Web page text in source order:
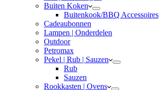
Buiten Koken
Buitenkook/BBQ Accessoires
Cadeaubonnen
Lampen | Onderdelen
Outdoor
Petromax
Pekel | Rub | Sauzen
Rub
Sauzen
Rookkasten | Ovens